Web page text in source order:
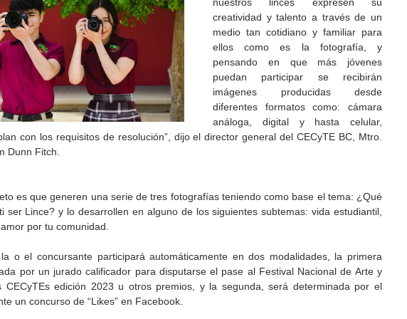
creatividad y talento a través de un
medio tan cotidiano y familiar para
ellos como es la fotografía, y
pensando en que más jóvenes
puedan participar se recibirán
imágenes producidas desde
diferentes formatos como: cámara
análoga, digital y hasta celular,
con los requisitos de resolución”, dijo el director general del CECyTE BC, Mtro.
Dunn Fitch.
es que generen una serie de tres fotografías teniendo como base el tema: ¿Qué
ser Lince? y lo desarrollen en alguno de los siguientes subtemas: vida estudiantil,
por tu comunidad.
o el concursante participará automáticamente en dos modalidades, la primera
por un jurado calificador para disputarse el pase al Festival Nacional de Arte y
CECyTEs edición 2023 u otros premios, y la segunda, será determinada por el
un concurso de “Likes” en Facebook.
la CETYS prepara la edición
Internacional 'Sinergia'
Cachanilla 2026